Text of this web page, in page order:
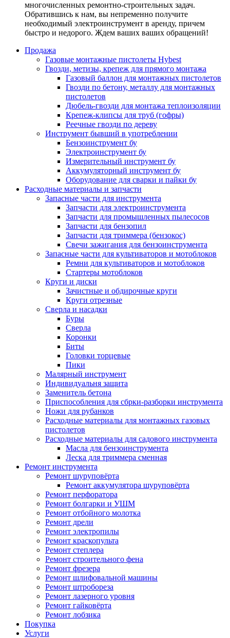
многочисленных ремонтно-строительных задач.
Обратившись к нам, вы непременно получите
необходимый электроинструмент в аренду, причем
быстро и недорого. Ждем ваших ваших обращений!
Продажа
Газовые монтажные пистолеты Hybest
Гвозди, метизы, крепеж для прямого монтажа
Газовый баллон для монтажных пистолетов
Гвозди по бетону, металлу для монтажных
пистолетов
Дюбель-гвозди для монтажа теплоизоляции
Крепеж-клипсы для труб (гофры)
Реечные гвозди по дереву
Инструмент бывший в употреблении
Бензоинструмент бу
Электроинструмент бу
Измерительный инструмент бу
Аккумуляторный инструмент бу
Оборудование для сварки и пайки бу
Расходные материалы и запчасти
Запасные части для инструмента
Запчасти для электроинструмента
Запчасти для промышленных пылесосов
Запчасти для бензопил
Запчасти для триммера (бензокос)
Свечи зажигания для бензоинструмента
Запасные части для культиваторов и мотоблоков
Ремни для культиваторов и мотоблоков
Стартеры мотоблоков
Круги и диски
Зачистные и обдирочные круги
Круги отрезные
Сверла и насадки
Буры
Сверла
Коронки
Биты
Головки торцевые
Пики
Малярный инструмент
Индивидуальня защита
Заменитель бетона
Приспособления для сбрки-разборки инструмента
Ножи для рубанков
Расходные материалы для монтажных газовых
пистолетов
Расходные материалы для садового инструмента
Масла для бензоинструмента
Леска для триммера сменная
Ремонт инструмента
Ремонт шуруповёрта
Ремонт аккумулятора шуруповёрта
Ремонт перфоратора
Ремонт болгарки и УШМ
Ремонт отбойного молотка
Ремонт дрели
Ремонт электропилы
Ремонт краскопульта
Ремонт степлера
Ремонт строительного фена
Ремонт фрезера
Ремонт шлифовальной машины
Ремонт штробореза
Ремонт лазерного уровня
Ремонт гайковёрта
Ремонт лобзика
Покупка
Услуги